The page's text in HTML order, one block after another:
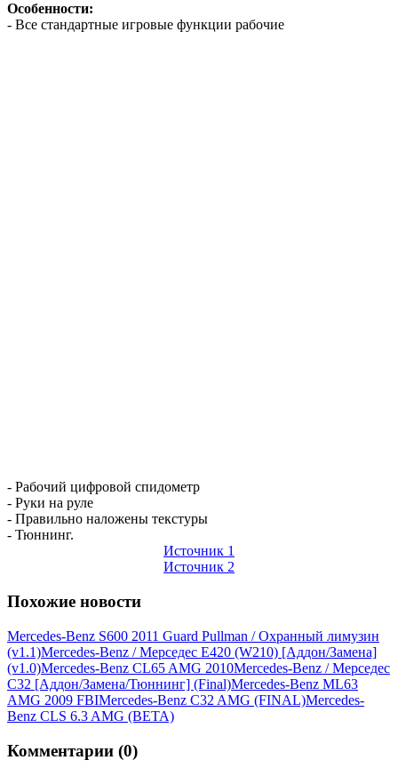
Особенности:
- Все стандартные игровые функции рабочие
- Рабочий цифровой спидометр
- Руки на руле
- Правильно наложены текстуры
- Тюннинг.
Источник 1
Источник 2
Похожие новости
Mercedes-Benz S600 2011 Guard Pullman / Охранный лимузин
(v1.1)Mercedes-Benz / Мерседес E420 (W210) [Аддон/Замена]
(v1.0)Mercedes-Benz CL65 AMG 2010Mercedes-Benz / Мерседес
C32 [Аддон/Замена/Тюннинг] (Final)Mercedes-Benz ML63
AMG 2009 FBIMercedes-Benz C32 AMG (FINAL)Mercedes-
Benz CLS 6.3 AMG (BETA)
Комментарии (0)